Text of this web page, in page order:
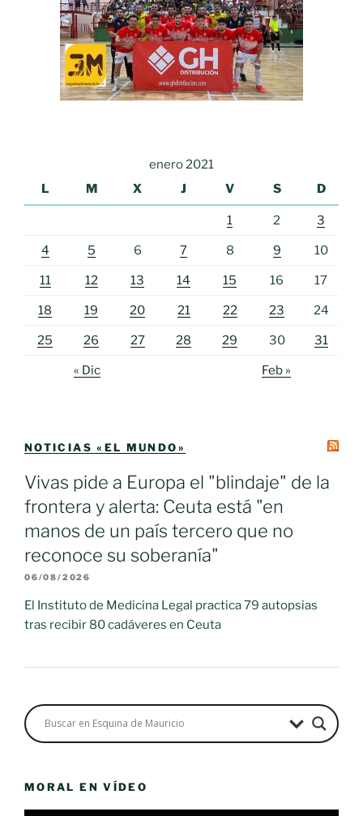
enero 2021
L
M X J V S D
1 2 3
4 5 6 7 8 9 10
11 12 13 14 15 16 17
18 19 20 21 22 23 24
25 26 27 28 29 30 31
« Dic Feb »
NOTICIAS «EL MUNDO»
Vivas pide a Europa el "blindaje" de la
frontera y alerta: Ceuta está "en
manos de un país tercero que no
reconoce su soberanía"
06/08/2026
El Instituto de Medicina Legal practica 79 autopsias
tras recibir 80 cadáveres en Ceuta
MORAL EN VÍDEO